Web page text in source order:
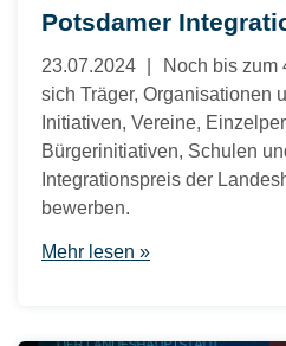
Potsdamer
23.07.2024
Noch bis zum
sich Träger, Organisationen
Initiativen, Vereine,
Bürgerinitiativen, Schulen
Integrationspreis der
bewerben.
Mehr lesen »